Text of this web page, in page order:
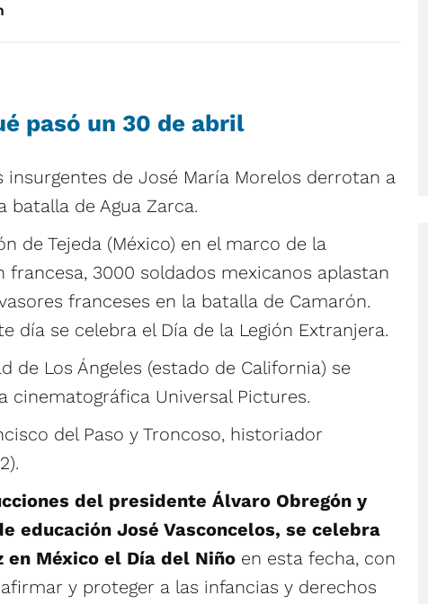
pasó un 30 de abril
insurgentes de José María Morelos derrotan a
batalla de Agua Zarca.
de Tejeda (México) en el marco de la
francesa, 3000 soldados mexicanos aplastan
franceses en la batalla de Camarón.
día se celebra el Día de la Legión Extranjera.
de Los Ángeles (estado de California) se
cinematográfica Universal Pictures.
del Paso y Troncoso, historiador
del presidente Álvaro Obregón y
educación José Vasconcelos, se celebra
en México el Día del Niño en esta fecha, con
y proteger a las infancias y derechos